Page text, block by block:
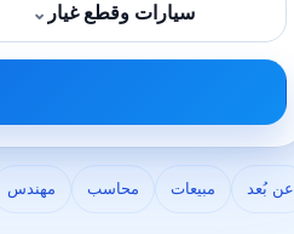
سيارات وقطع غيار ⌄
عن بُعد مبيعات محاسب مهندس